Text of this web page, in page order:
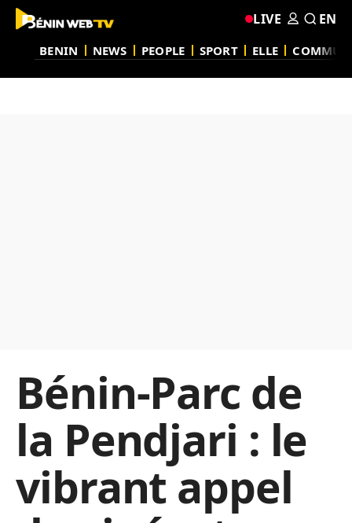
BENIN NEWS PEOPLE SPORT ELLE
LIVE EN
Bénin-Parc de
la Pendjari : le
vibrant appel